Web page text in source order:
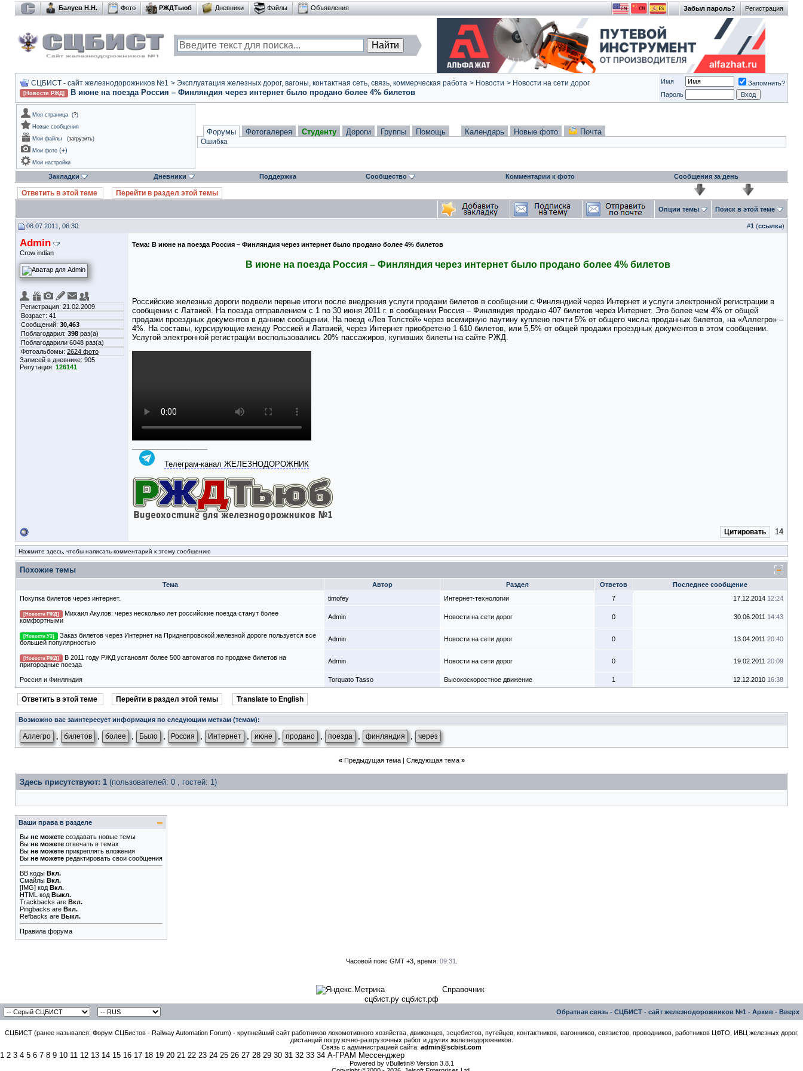
Регистрация
Забыл пароль?
Балуев Н.Н. Фото РЖДТьюб Дневники Файлы Объявления
СЦБИСТ - сайт железнодорожников №1 > Эксплуатация железных дорог, вагоны, контактная сеть, связь, коммерческая работа > Новости > Новости на сети дорог
[Новости РЖД] В июне на поезда Россия – Финляндия через интернет было продано более 4% билетов
Имя
Запомнить?
Пароль
Моя страница (?)
Новые сообщения
Мои файлы
(загрузить)
Мои фото (+)
Мои настройки
Форумы Фотогалерея Студенту Дороги Группы Помощь Календарь Новые фото Почта
Ошибка
Закладки Дневники Поддержка Сообщество Комментарии к фото Сообщения за день
Ответить в этой теме Перейти в раздел этой темы
Опции темы Поиск в этой теме
08.07.2011, 06:30 #1 (ссылка)
Admin
Crow indian
Регистрация: 21.02.2009
Возраст: 41
Сообщений: 30,463
Поблагодарил: 398 раз(а)
Поблагодарили 6048 раз(а)
Фотоальбомы: 2624 фото
Записей в дневнике: 905
Репутация: 126141
Тема: В июне на поезда Россия – Финляндия через интернет было продано более 4% билетов
В июне на поезда Россия – Финляндия через интернет было продано более 4% билетов
Российские железные дороги подвели первые итоги после внедрения услуги продажи билетов в сообщении с Финляндией через Интернет и услуги электронной регистрации в
сообщении с Латвией. На поезда отправлением с 1 по 30 июня 2011 г. в сообщении Россия – Финляндия продано 407 билетов через Интернет. Это более чем 4% от общей
продажи проездных документов в данном сообщении. На поезд «Лев Толстой» через всемирную паутину куплено почти 5% от общего числа проданных билетов, на «Аллегро» –
4%. На составы, курсирующие между Россией и Латвией, через Интернет приобретено 1 610 билетов, или 5,5% от общей продажи проездных документов в этом сообщении.
Услугой электронной регистрации воспользовались 20% пассажиров, купивших билеты на сайте РЖД.
Телеграм-канал ЖЕЛЕЗНОДОРОЖНИК
Цитировать 14
Нажмите здесь, чтобы написать комментарий к этому сообщению
Похожие темы
Тема Автор Раздел Ответов
Последнее сообщение
Покупка билетов через интернет.
timofey Интернет-технологии 7 17.12.2014 12:24
[Новости РЖД]
Михаил Акулов: через несколько лет российские поезда станут более
комфортными
Admin Новости на сети дорог 0 30.06.2011 14:43
[Новости УЗ]
Заказ билетов через Интернет на Приднепровской железной дороге пользуется все
большей популярностью
Admin Новости на сети дорог 0 13.04.2011 20:40
[Новости РЖД]
В 2011 году РЖД установят более 500 автоматов по продаже билетов на
пригородные поезда
Admin Новости на сети дорог 0 19.02.2011 20:09
Россия и Финляндия Torquato Tasso Высокоскоростное движение 1 12.12.2010 16:38
Ответить в этой теме Перейти в раздел этой темы Translate to English
Возможно вас заинтересует информация по следующим меткам (темам):
Аллегро билетов более Было Россия Интернет июне продано поезда финляндия через
« Предыдущая тема| Следующая тема »
Здесь присутствуют: 1 (пользователей: 0 , гостей: 1)
Ваши права в разделе
Вы не можете создавать новые темы
Вы не можете отвечать в темах
Вы не можете прикреплять вложения
Вы не можете редактировать свои сообщения
BB коды Вкл.
Смайлы Вкл.
[IMG] код Вкл.
HTML код Выкл.
Trackbacks are Вкл.
Pingbacks are Вкл.
Refbacks are Выкл.
Правила форума
Часовой пояс GMT +3, время: 09:31
Справочник
сцбист.ру сцбист.рф
Обратная связь - СЦБИСТ - сайт железнодорожников №1 - Архив - Вверх
СЦБИСТ (ранее назывался: Форум СЦБистов - Railway Automation Forum) - крупнейший сайт работников локомотивного хозяйства, движенцев, эсцебистов, путейцев, контактников, вагонников, связистов, проводников, работников ЦФТО, ИВЦ железных дорог,
дистанций погрузочно-разгрузочных работ и других железнодорожников.
Связь с администрацией сайта: admin@scbist.com
1 2 3 4 5 6 7 8 9 10 11 12 13 14 15 16 17 18 19 20 21 22 23 24 25 26 27 28 29 30 31 32 33 34 А-ГРАМ Мессенджер
Powered by vBulletin® Version 3.8.1